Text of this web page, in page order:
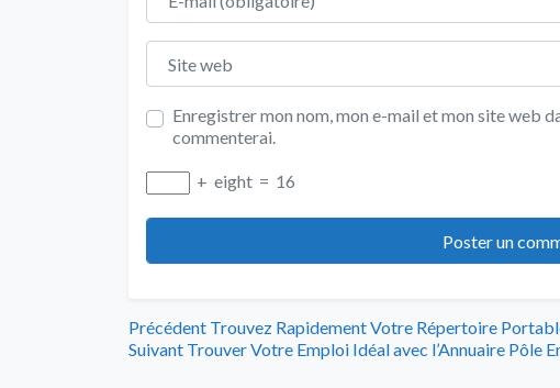
Site web
Enregistrer mon nom, mon e-mail et mon site web
commenterai.
+ eight = 16
Navigation
Précédent Article
précédent
Trouvez Rapidement Votre Répertoire
Suivant Article
Trouver Votre Emploi Idéal avec l’Annuaire Pôle